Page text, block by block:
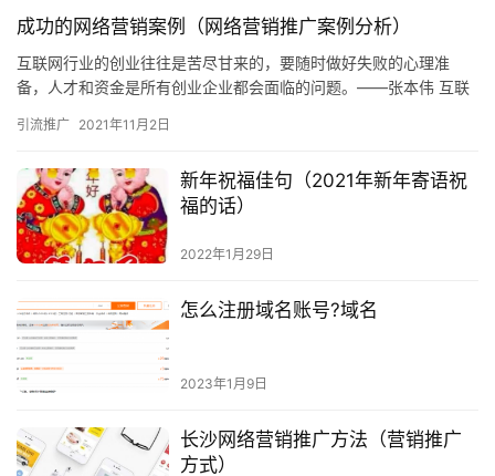
成功的网络营销案例（网络营销推广案例分析）
互联网行业的创业往往是苦尽甘来的，要随时做好失败的心理准
备，人才和资金是所有创业企业都会面临的问题。——张本伟 互联
为王。…
引流推广 2021年11月2日
新年祝福佳句（2021年新年寄语祝
福的话）
2022年1月29日
怎么注册域名账号?域名
2023年1月9日
长沙网络营销推广方法（营销推广
方式）